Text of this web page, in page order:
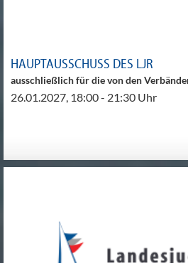
HAUPTAUSSCHUSS DES LJR
ausschließlich für die von den
26.01.2027, 18:00 - 21:30 Uhr